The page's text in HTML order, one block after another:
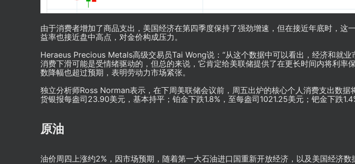
由于消费者增加了商品支出，美国经济在第四季度保持了强劲增速，但在接近年底时，这
益率也接近盘中高点，对金价构成压力。
Heraeus Precious Metals高级交易员Tai Wong说：“从这个数据中可以看出，经济和就业
消费下滑可能是受情绪驱动的，但总的来说，它肯定给美联储提供了在更长时间内将利率
数降幅也超过预期，表明劳动力市场紧张。
独立分析师Ross Norman表示，在下周美联储会议前，周五出炉的核心个人消费支出数据
货银报每盎司23.90美元，基本持平；铂金下跌1.8%，至每盎司1021.25美元；钯金下跌
原油
油价周四上涨约2%，因市场预期，随着第一大石油进口国重新开放经济，以及美国经济数